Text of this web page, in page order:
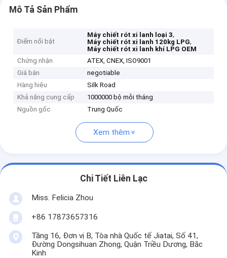
Mô Tả Sản Phẩm
Điểm nổi bật
Máy chiết rót xi lanh loại 3,
Máy chiết rót xi lanh 120kg LPG,
Máy chiết rót xi lanh khí LPG OEM
Chứng nhận
ATEX, CNEX, ISO9001
Giá bán
negotiable
Hàng hiệu
Silk Road
Khả năng cung cấp
1000000 bộ mỗi tháng
Nguồn gốc
Trung Quốc
Xem thêm
Chi Tiết Liên Lạc
Miss. Felicia Zhou
+86 17873657316
Tầng 16, Đơn vị B, Tòa nhà Quốc tế Jiatai, Số 41,
Đường Dongsihuan Zhong, Quận Triều Dương, Bắc
Kinh